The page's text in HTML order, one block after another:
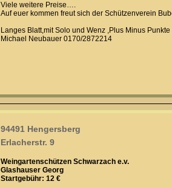
Viele weitere Preise….
Auf euer kommen freut sich der Schützenverein
Langes Blatt,mit Solo und Wenz ,Plus Minus Punkte
Michael Neubauer 0170/2872214
94491 Hengersberg
Erlacherstr. 9
Weingartenschützen Schwarzach e.v.
Glashauser Georg
Startgebühr: 12 €